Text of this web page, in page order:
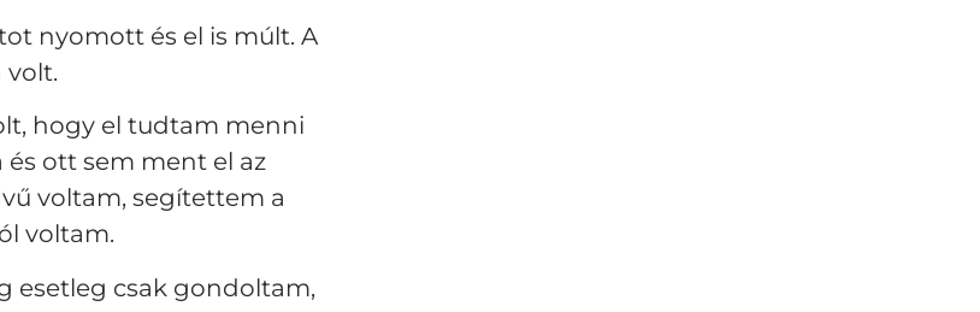
nyomott és el is múlt. A
volt.
hogy el tudtam menni
ott sem ment el az
voltam, segítettem a
voltam.
esetleg csak gondoltam,